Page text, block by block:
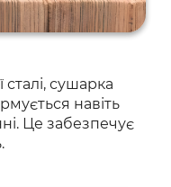
сушарка
навіть
Це забезпечує